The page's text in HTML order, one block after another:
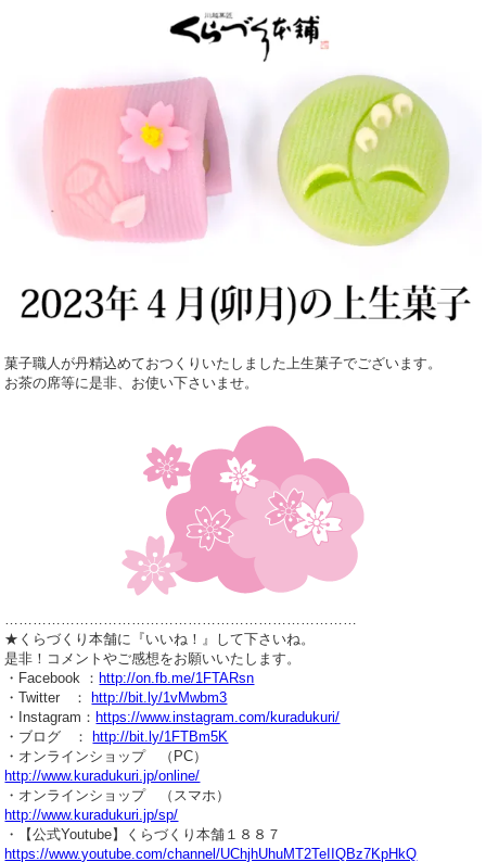
菓子職人が丹精込めておつくりいたしました上生菓子でございます。
お茶の席等に是非、お使い下さいませ。
★くらづくり本舗に『いいね！』して下さいね。
是非！コメントやご感想をお願いいたします。
・Facebook ： http://on.fb.me/1FTARsn
・Twitter ：
http://bit.ly/1vMwbm3
・Instagram： https://www.instagram.com/kuradukuri/
・ブログ ：
http://bit.ly/1FTBm5K
・オンラインショップ （PC）
http://www.kuradukuri.jp/online/
・オンラインショップ （スマホ）
http://www.kuradukuri.jp/sp/
・【公式Youtube】くらづくり本舗１８８７
https://www.youtube.com/channel/UChjhUhuMT2TeIIQBz7KpHkQ